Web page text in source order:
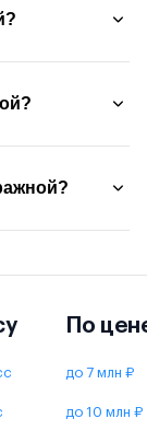
По
до 7 млн ₽
до 10 млн ₽